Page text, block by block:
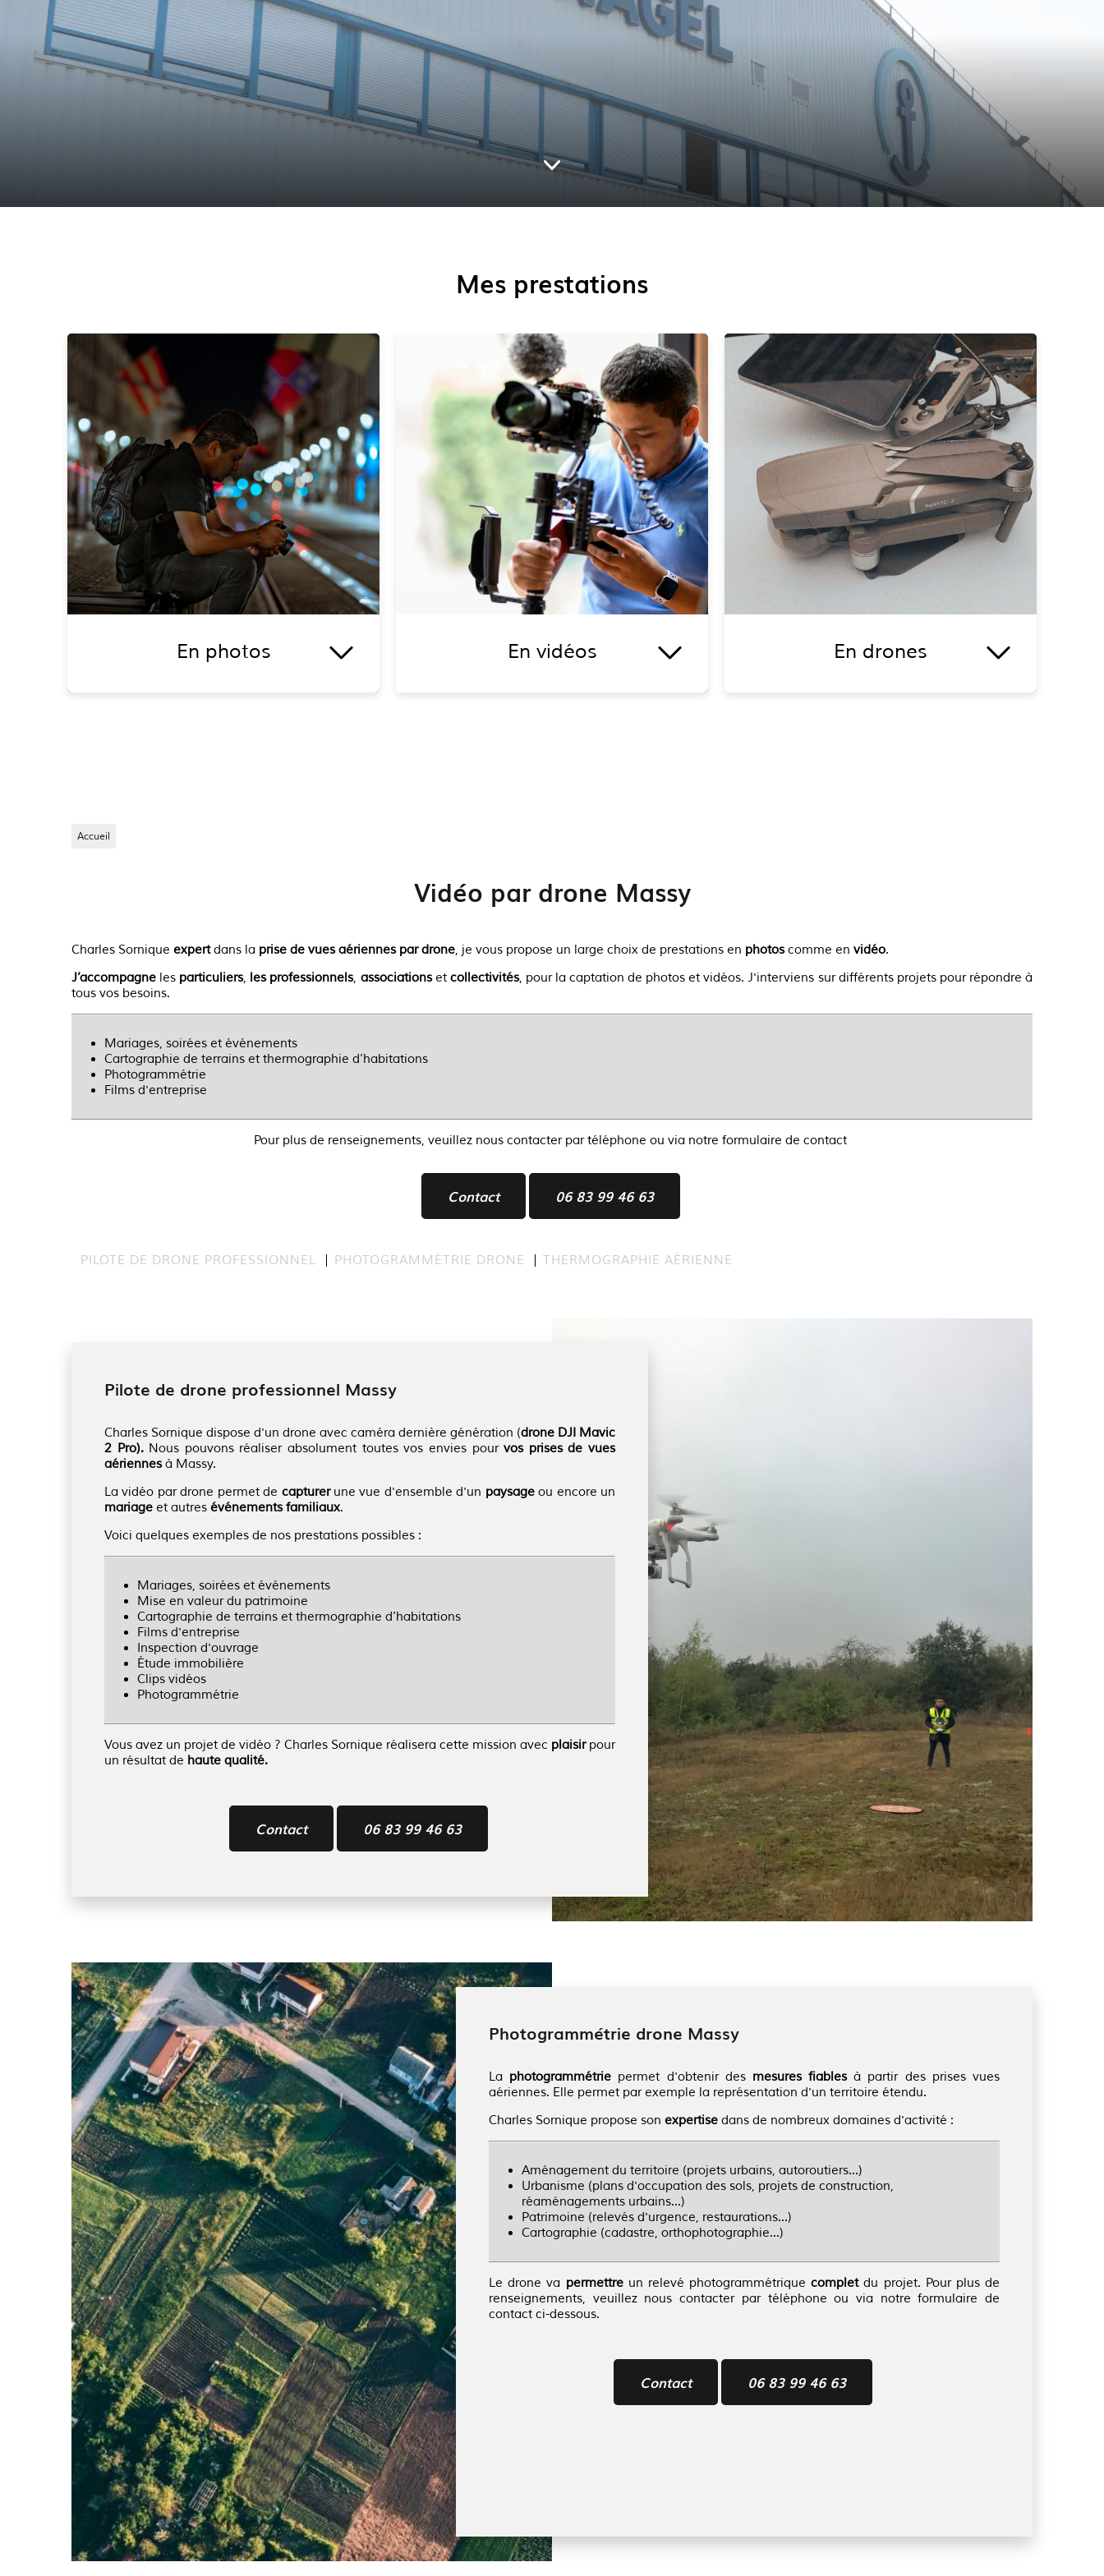
Mes prestations
En photos En vidéos En drones
Accueil
Vidéo par drone Massy
Charles Sornique expertdans la prise de vues aériennes par drone, je vous propose un large choix de prestations en photoscomme en vidéo.
J’accompagne les particuliers, les professionnels, associationset collectivités, pour la captation de photos et vidéos. J'interviens sur différents projets pour répondre à
tous vos besoins.
Mariages, soirées et événements
Cartographie de terrains et thermographie d’habitations
Photogrammétrie
Films d'entreprise
Pour plus de renseignements, veuillez nous contacter par téléphone ou via notre formulaire de contact
Contact 06 83 99 46 63
PILOTE DE DRONE PROFESSIONNEL PHOTOGRAMMÉTRIE DRONE THERMOGRAPHIE AÉRIENNE
Pilote de drone professionnel Massy
Charles Sornique dispose d'un drone avec caméra dernière génération (drone DJI Mavic
2 Pro). Nous pouvons réaliser absolument toutes vos envies pourvos prises de vues
aériennesà Massy.
La vidéo par drone permet de capturerune vue d'ensemble d'un paysageou encore un
mariage et autres événements familiaux.
Voici quelques exemples de nos prestations possibles :
Mariages, soirées et événements
Mise en valeur du patrimoine
Cartographie de terrains et thermographie d’habitations
Films d'entreprise
Inspection d'ouvrage
Étude immobilière
Clips vidéos
Photogrammétrie
Vous avez un projet de vidéo ? Charles Sornique réalisera cette mission avec plaisirpour
un résultat de haute qualité.
Contact 06 83 99 46 63
Photogrammétrie drone Massy
La photogrammétrie permet d'obtenir des mesures fiablesà partir des prises vues
aériennes. Elle permet par exemple la représentation d'un territoire étendu.
Charles Sornique propose son expertise dans de nombreux domaines d'activité :
Aménagement du territoire (projets urbains, autoroutiers...)
Urbanisme (plans d'occupation des sols, projets de construction,
réaménagements urbains...)
Patrimoine (relevés d'urgence, restaurations...)
Cartographie (cadastre, orthophotographie...)
Le drone va permettreun relevé photogrammétriquecompletdu projet. Pour plus de
renseignements, veuillez nous contacter par téléphone ou via notre formulaire de
contact ci-dessous.
Contact 06 83 99 46 63